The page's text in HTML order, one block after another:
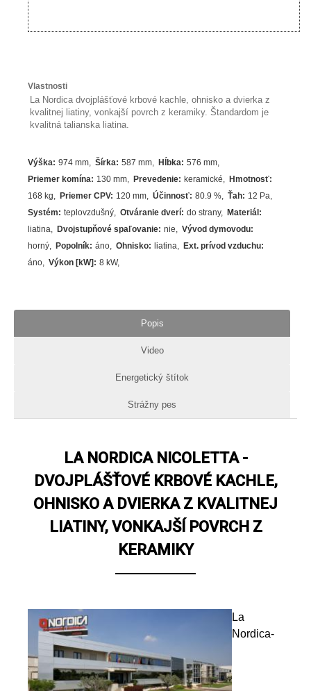
Vlastnosti
La Nordica dvojplášťové krbové kachle, ohnisko a dvierka z
kvalitnej liatiny, vonkajší povrch z keramiky. Štandardom je
kvalitná talianska liatina.
Výška: 974 mm Šírka: 587 mm Hĺbka: 576 mm
Priemer komína: 130 mm Prevedenie: keramické Hmotnosť:
168 kg
Priemer CPV: 120 mm Účinnosť: 80.9% Ťah: 12 Pa
Systém: teplovzdušný Otváranie dverí: do strany Materiál :
liatina
Dvojstupňové spaľovanie: nie Vývod dymovodu:
horný
Popolník: áno Ohnisko: liatina Ext. prívod vzduchu:
áno
Výkon [kW] : 8 kW
Popis
Video
Energetický štítok
Strážny pes
LA NORDICA NICOLETTA -
DVOJPLÁŠŤOVÉ KRBOVÉ KACHLE,
OHNISKO A DVIERKA Z KVALITNEJ
LIATINY, VONKAJŠÍ POVRCH Z
KERAMIKY
La
Nordica-